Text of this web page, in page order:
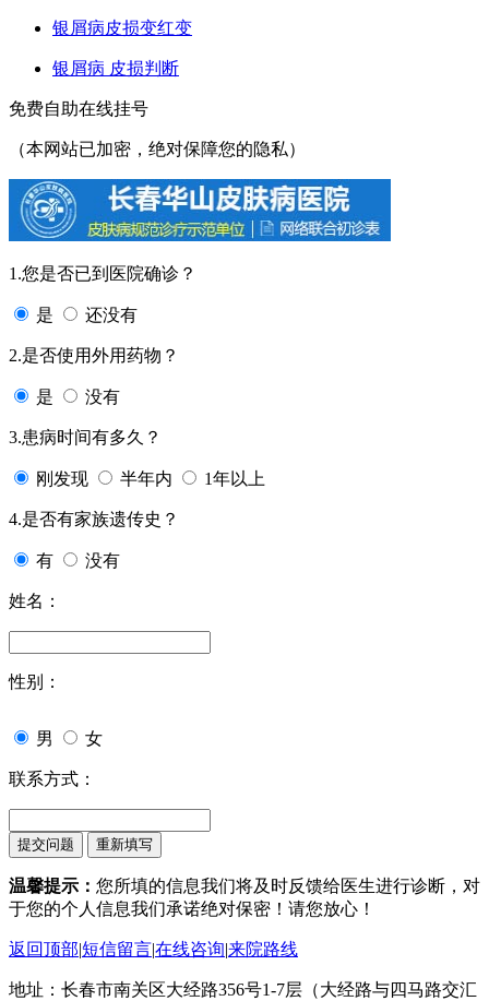
银屑病皮损变红变
银屑病 皮损判断
免费自助在线挂号
（本网站已加密，绝对保障您的隐私）
1.您是否已到医院确诊？
是 还没有
2.是否使用外用药物？
是 没有
3.患病时间有多久？
刚发现 半年内 1年以上
4.是否有家族遗传史？
有 没有
姓名：
性别：
男 女
联系方式：
温馨提示： 您所填的信息我们将及时反馈给医生进行诊断，对
于您的个人信息我们承诺绝对保密！请您放心！
返回顶部|短信留言|在线咨询|来院路线
地址：长春市南关区大经路356号1-7层（大经路与四马路交汇